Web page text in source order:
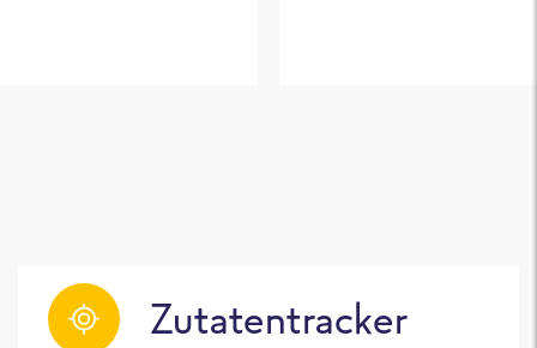
Zutatentracker